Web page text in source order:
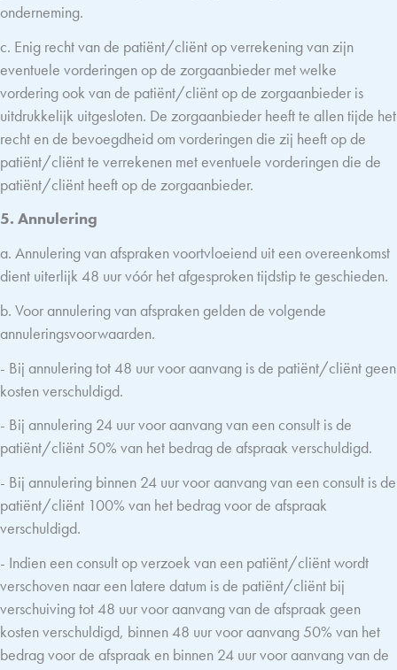
onderneming.
c. Enig recht van de patiënt/cliënt op verrekening van zijn
eventuele vorderingen op de zorgaanbieder met welke
vordering ook van de patiënt/cliënt op de zorgaanbieder is
uitdrukkelijk uitgesloten. De zorgaanbieder heeft te allen tijde het
recht en de bevoegdheid om vorderingen die zij heeft op de
patiënt/cliënt te verrekenen met eventuele vorderingen die de
patiënt/cliënt heeft op de zorgaanbieder.
5. Annulering
a. Annulering van afspraken voortvloeiend uit een overeenkomst
dient uiterlijk 48 uur vóór het afgesproken tijdstip te geschieden.
b. Voor annulering van afspraken gelden de volgende
annuleringsvoorwaarden.
- Bij annulering tot 48 uur voor aanvang is de patiënt/cliënt geen
kosten verschuldigd.
- Bij annulering 24 uur voor aanvang van een consult is de
patiënt/cliënt 50% van het bedrag de afspraak verschuldigd.
- Bij annulering binnen 24 uur voor aanvang van een consult is de
patiënt/cliënt 100% van het bedrag voor de afspraak
verschuldigd.
- Indien een consult op verzoek van een patiënt/cliënt wordt
verschoven naar een latere datum is de patiënt/cliënt bij
verschuiving tot 48 uur voor aanvang van de afspraak geen
kosten verschuldigd, binnen 48 uur voor aanvang 50% van het
bedrag voor de afspraak en binnen 24 uur voor aanvang van de